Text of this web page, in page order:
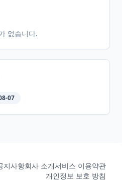
없습니다.
07
지사항회사 소개서비스 이용약관
개인정보 보호 방침